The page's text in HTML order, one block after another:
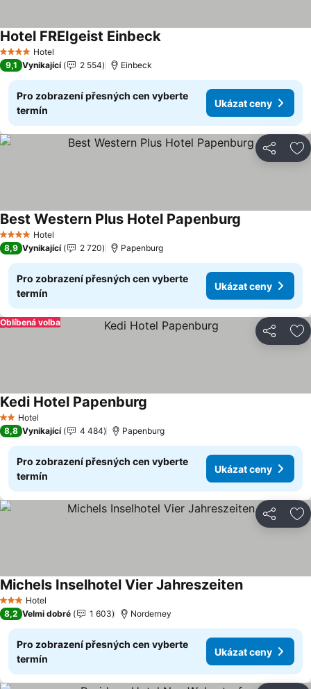
4 Počet hvězdiček
Hotel
Hotel FREIgeist Einbeck
9,1 Vynikající 2 554 Einbeck
Pro zobrazení přesných cen vyberte
termín
Ukázat ceny
Sdílet
4 Počet hvězdiček
Hotel
Best Western Plus Hotel Papenburg
8,9 Vynikající 2 720 Papenburg
Pro zobrazení přesných cen vyberte
termín
Ukázat ceny
Sdílet
Oblíbená volba
2 Počet hvězdiček
Hotel
Kedi Hotel Papenburg
8,8 Vynikající 4 484 Papenburg
Pro zobrazení přesných cen vyberte
termín
Ukázat ceny
Sdílet
3 Počet hvězdiček
Hotel
Michels Inselhotel Vier Jahreszeiten
8,2 Velmi dobré 1 603 Norderney
Pro zobrazení přesných cen vyberte
termín
Ukázat ceny